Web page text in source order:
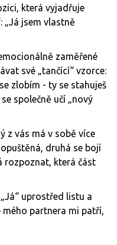
která vyjadřuje
„Já jsem vlastně
zaměřené
své „tančící“ vzorce:
zlobím - ty se stahuješ
společně učí „nový
z vás má v sobě více
druhá se bojí
rozpoznat, která část
uprostřed listu a
mého partnera mi patří,